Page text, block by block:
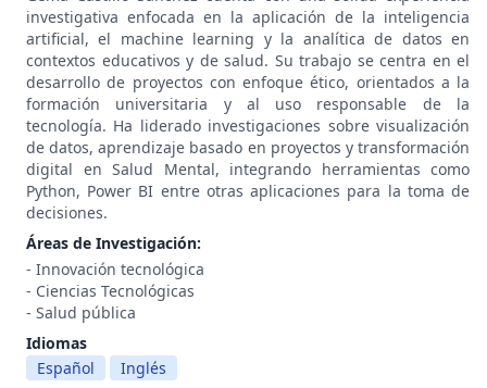
investigativa enfocada en la aplicación de la inteligencia
artificial, el machine learning y la analítica de datos en
contextos educativos y de salud. Su trabajo se centra en el
desarrollo de proyectos con enfoque ético, orientados a la
formación universitaria y al uso responsable de la
tecnología. Ha liderado investigaciones sobre visualización
de datos, aprendizaje basado en proyectos y transformación
digital en Salud Mental, integrando herramientas como
Python, Power BI entre otras aplicaciones para la toma de
decisiones.
Áreas de Investigación:
- Innovación tecnológica
- Ciencias Tecnológicas
- Salud pública
Idiomas
Español
Inglés